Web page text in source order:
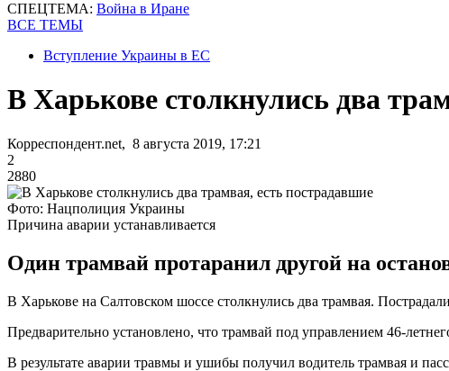
СПЕЦТЕМА: Война в Иране
ВСЕ ТЕМЫ
Вступление Украины в ЕС
В Харькове столкнулись два
Корреспондент.net, 8 августа 2019, 17:21
2
2880
Фото: Нацполиция Украины
Причина аварии устанавливается
Один трамвай протаранил другой на
В Харькове на Салтовском шоссе столкнулись два трамвая.
Предварительно установлено, что трамвай под управлением 46-
В результате аварии травмы и ушибы получил водитель трамвая и